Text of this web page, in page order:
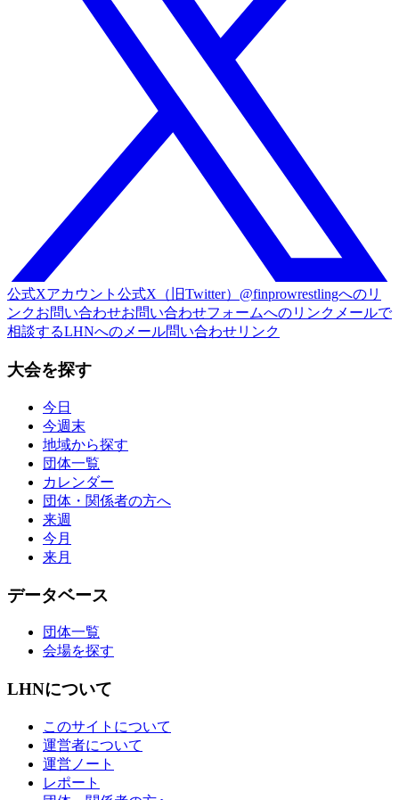
公式Xアカウント 公式X（旧Twitter）@finprowrestlingへのリ
ンクお問い合わせお問い合わせフォームへのリンク メールで
相談するLHNへのメール問い合わせリンク
大会を探す
今日
今週末
地域から探す
団体一覧
カレンダー
団体・関係者の方へ
来週
今月
来月
データベース
団体一覧
会場を探す
LHNについて
このサイトについて
運営者について
運営ノート
レポート